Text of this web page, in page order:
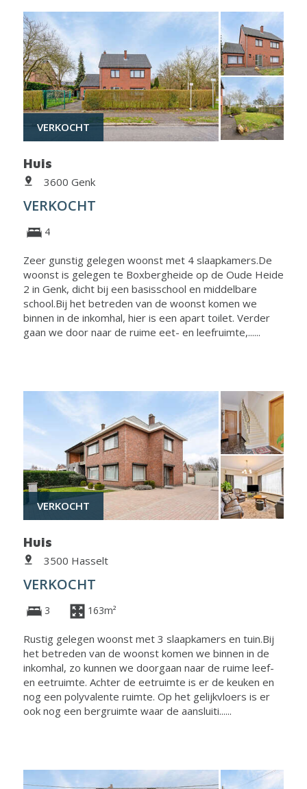
VERKOCHT
Huis
3600 Genk
VERKOCHT
4
Zeer gunstig gelegen woonst met 4 slaapkamers.De
woonst is gelegen te Boxbergheide op de Oude Heide
2 in Genk, dicht bij een basisschool en middelbare
school.Bij het betreden van de woonst komen we
binnen in de inkomhal, hier is een apart toilet. Verder
gaan we door naar de ruime eet- en leefruimte,......
VERKOCHT
Huis
3500 Hasselt
VERKOCHT
3 163m²
Rustig gelegen woonst met 3 slaapkamers en tuin.Bij
het betreden van de woonst komen we binnen in de
inkomhal, zo kunnen we doorgaan naar de ruime leef-
en eetruimte. Achter de eetruimte is er de keuken en
nog een polyvalente ruimte. Op het gelijkvloers is er
ook nog een bergruimte waar de aansluiti......